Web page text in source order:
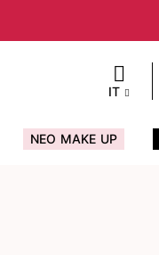
IT
NEO MAKE UP